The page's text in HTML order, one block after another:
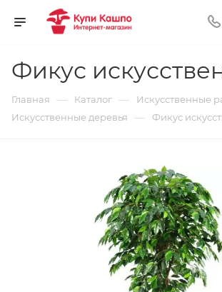
Фикус
Главная — Каталог — Искусственные
Искусственные деревья — Фикус